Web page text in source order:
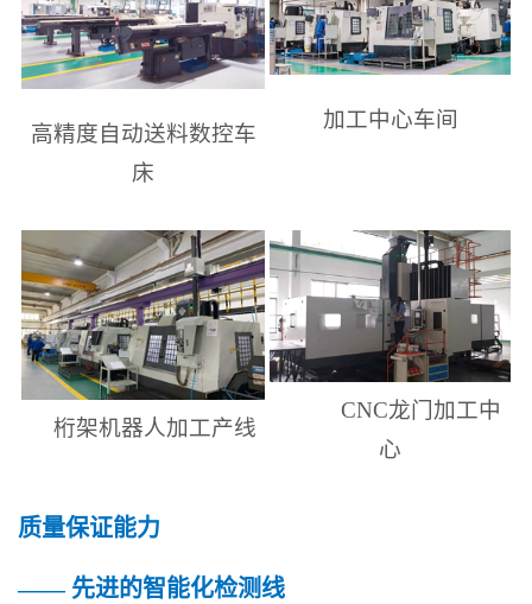
高精度自动送料数控车
床
加工中心车间
桁架机器人加工产线
CNC龙门加工中
心
质量保证能力
—— 先进的智能化检测线